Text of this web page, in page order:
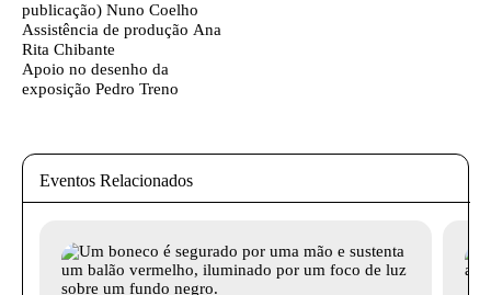
publicação) Nuno Coelho
Assistência de produção Ana
Rita Chibante
Apoio no desenho da
exposição Pedro Treno
Eventos Relacionados